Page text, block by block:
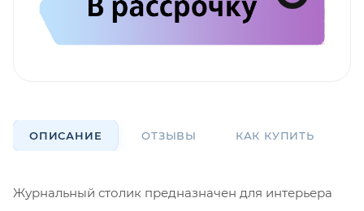
ОПИСАНИЕ ОТЗЫВЫ КАК КУПИТЬ
Журнальный столик предназначен для интерьера